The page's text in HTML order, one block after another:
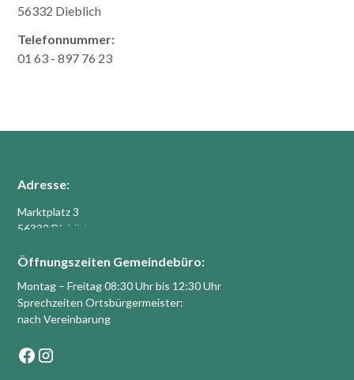
56332 Dieblich
Telefonnummer:
01 63 - 897 76 23
Adresse:
Marktplatz 3
56332 Dieblich
Öffnungszeiten Gemeindebüro:
Montag – Freitag 08:30 Uhr bis 12:30 Uhr
Sprechzeiten Ortsbürgermeister:
nach Vereinbarung